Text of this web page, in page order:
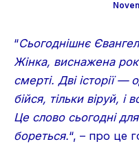
“Сьогоднішнє
Жінка, виснажена
смерті. Дві історії —
бійся, тільки віруй, і
Це слово сьогодні
бореться.“, – про це